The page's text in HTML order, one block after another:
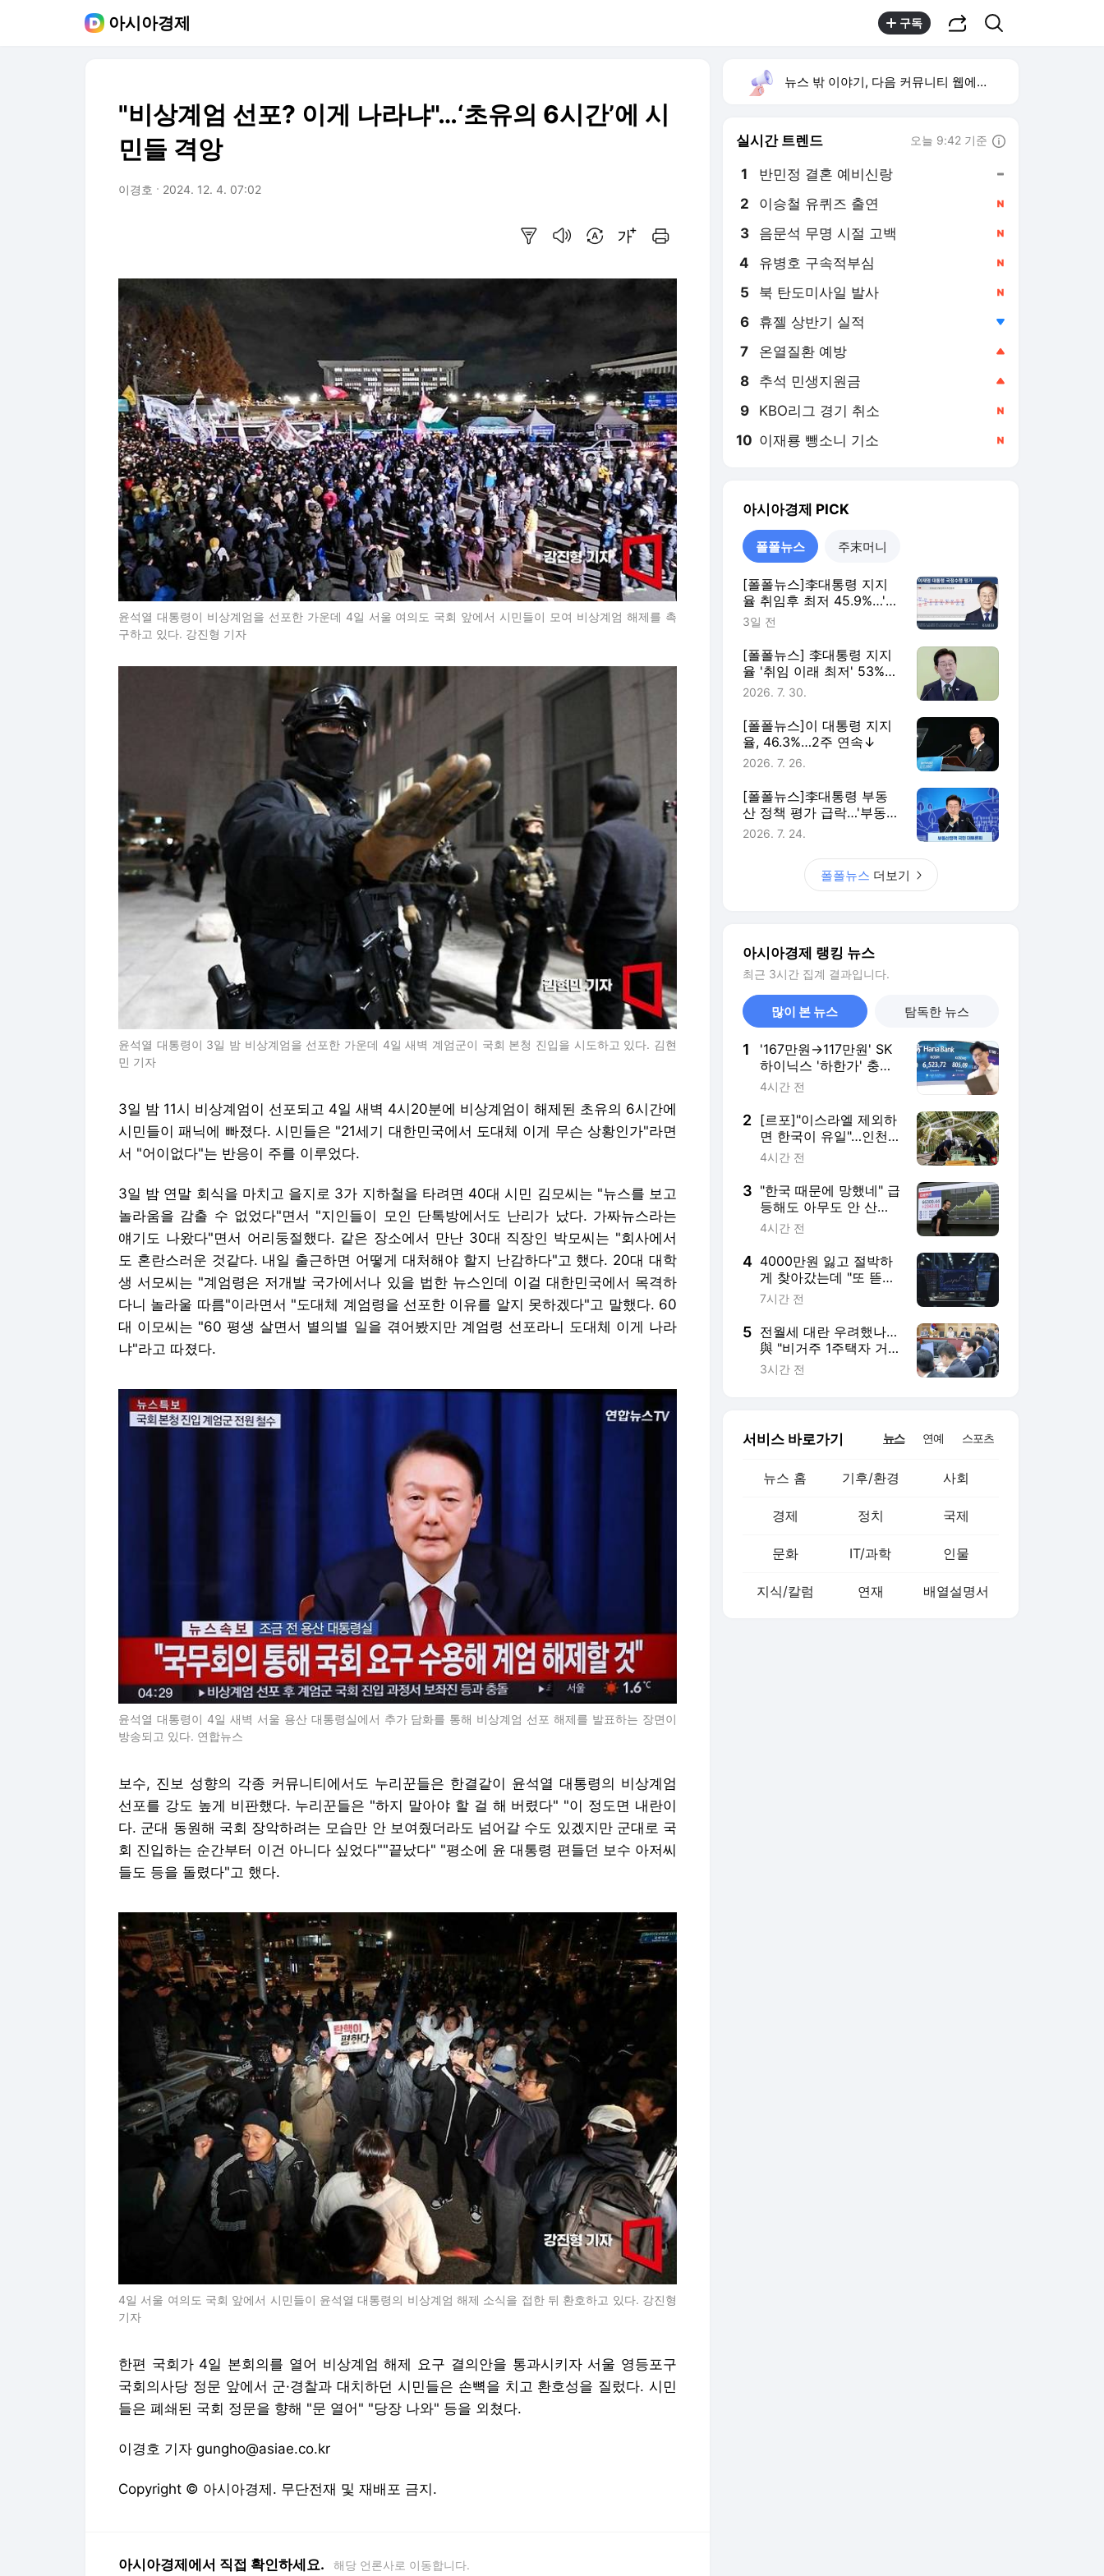
아시아경제 구독
"비상계엄 선포? 이게 나라냐"…‘초유의 6시간’에 시
민들 격앙
이경호 2024. 12. 4. 07:02
윤석열 대통령이 비상계엄을 선포한 가운데 4일 서울 여의도 국회 앞에서 시민들이 모여 비상계엄 해제를 촉
구하고 있다. 강진형 기자
윤석열 대통령이 3일 밤 비상계엄을 선포한 가운데 4일 새벽 계엄군이 국회 본청 진입을 시도하고 있다. 김현
민 기자
3일 밤 11시 비상계엄이 선포되고 4일 새벽 4시20분에 비상계엄이 해제된 초유의 6시간에
시민들이 패닉에 빠졌다. 시민들은 "21세기 대한민국에서 도대체 이게 무슨 상황인가"라면
서 "어이없다"는 반응이 주를 이루었다.
3일 밤 연말 회식을 마치고 을지로 3가 지하철을 타려면 40대 시민 김모씨는 "뉴스를 보고
놀라움을 감출 수 없었다"면서 "지인들이 모인 단톡방에서도 난리가 났다. 가짜뉴스라는
얘기도 나왔다"면서 어리둥절했다. 같은 장소에서 만난 30대 직장인 박모씨는 "회사에서
도 혼란스러운 것같다. 내일 출근하면 어떻게 대처해야 할지 난감하다"고 했다. 20대 대학
생 서모씨는 "계엄령은 저개발 국가에서나 있을 법한 뉴스인데 이걸 대한민국에서 목격하
다니 놀라울 따름"이라면서 "도대체 계엄령을 선포한 이유를 알지 못하겠다"고 말했다. 60
대 이모씨는 "60 평생 살면서 별의별 일을 겪어봤지만 계엄령 선포라니 도대체 이게 나라
냐"라고 따졌다.
윤석열 대통령이 4일 새벽 서울 용산 대통령실에서 추가 담화를 통해 비상계엄 선포 해제를 발표하는 장면이
방송되고 있다. 연합뉴스
보수, 진보 성향의 각종 커뮤니티에서도 누리꾼들은 한결같이 윤석열 대통령의 비상계엄
선포를 강도 높게 비판했다. 누리꾼들은 "하지 말아야 할 걸 해 버렸다" "이 정도면 내란이
다. 군대 동원해 국회 장악하려는 모습만 안 보여줬더라도 넘어갈 수도 있겠지만 군대로 국
회 진입하는 순간부터 이건 아니다 싶었다""끝났다" "평소에 윤 대통령 편들던 보수 아저씨
들도 등을 돌렸다"고 했다.
4일 서울 여의도 국회 앞에서 시민들이 윤석열 대통령의 비상계엄 해제 소식을 접한 뒤 환호하고 있다. 강진형
기자
한편 국회가 4일 본회의를 열어 비상계엄 해제 요구 결의안을 통과시키자 서울 영등포구
국회의사당 정문 앞에서 군·경찰과 대치하던 시민들은 손뼉을 치고 환호성을 질렀다. 시민
들은 폐쇄된 국회 정문을 향해 "문 열어" "당장 나와" 등을 외쳤다.
이경호 기자 gungho@asiae.co.kr
Copyright © 아시아경제. 무단전재 및 재배포 금지.
아시아경제에서 직접 확인하세요. 해당 언론사로 이동합니다.
뉴스 밖 이야기, 다음 커뮤니티 웹에서 보기
실시간 트렌드 오늘 9:42 기준
1 반민정 결혼 예비신랑
2 이승철 유퀴즈 출연
3 음문석 무명 시절 고백
4 유병호 구속적부심
5 북 탄도미사일 발사
6 휴젤 상반기 실적
7 온열질환 예방
8 추석 민생지원금
9 KBO리그 경기 취소
10 이재룡 뺑소니 기소
아시아경제 PICK
폴폴뉴스 주末머니
[폴폴뉴스]李대통령 지지
율 취임후 최저 45.9%…'부
정평가, 긍정평가 앞서'
3일 전
[폴폴뉴스] 李대통령 지지
율 '취임 이래 최저' 53%…
민주 40%·국힘 21%
2026. 7. 30.
[폴폴뉴스]이 대통령 지지
율, 46.3%…2주 연속↓
2026. 7. 26.
[폴폴뉴스]李대통령 부동
산 정책 평가 급락…'부동산
정책 잘한다' 3월 51%→ 7
2026. 7. 24.
폴폴뉴스 더보기
아시아경제 랭킹 뉴스
최근 3시간 집계 결과입니다.
많이 본 뉴스 탐독한 뉴스
1
'167만원→117만원' SK
하이닉스 '하한가' 충
격…프리마켓 시초가 논
4시간 전
2 [르포]"이스라엘 제외하
면 한국이 유일"…인천
공항, '224조' 항공
4시간 전
3 "한국 때문에 망했네" 급
등해도 아무도 안 산
다…코스피 따라 출렁이
4시간 전
4 4000만원 잃고 절박하
게 찾아갔는데 "또 뜯겼
다"…악랄해진 리딩방
7시간 전
5 전월세 대란 우려했나…
與 "비거주 1주택자 거
주 요건 완화 검토"
3시간 전
서비스 바로가기 뉴스 연예 스포츠
뉴스 홈 기후/환경 사회
경제 정치 국제
문화 IT/과학 인물
지식/칼럼 연재 배열설명서